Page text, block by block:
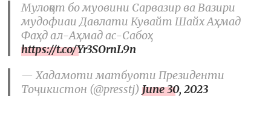
Мулоқот бо муовини Сарвазир ва Вазири
мудофиаи Давлати Кувайт Шайх Аҳмад
Фаҳд ал-Аҳмад ас-Сабоҳ
https://t.co/Yr3SOrnL9n
— Хадамоти матбуоти Президенти
Тоҷикистон (@presstj)June 30, 2023